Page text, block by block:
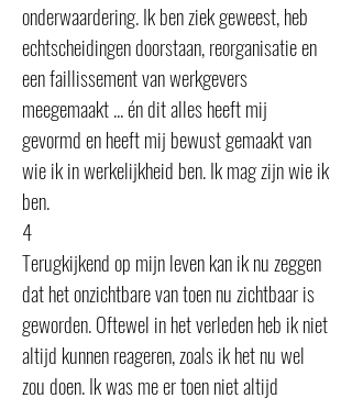
onderwaardering. Ik ben ziek geweest, heb
echtscheidingen doorstaan, reorganisatie en
een faillissement van werkgevers
meegemaakt ... én dit alles heeft mij
gevormd en heeft mij bewust gemaakt van
wie ik in werkelijkheid ben. Ik mag zijn wie ik
ben.
4
Terugkijkend op mijn leven kan ik nu zeggen
dat het onzichtbare van toen nu zichtbaar is
geworden. Oftewel in het verleden heb ik niet
altijd kunnen reageren, zoals ik het nu wel
zou doen. Ik was me er toen niet altijd